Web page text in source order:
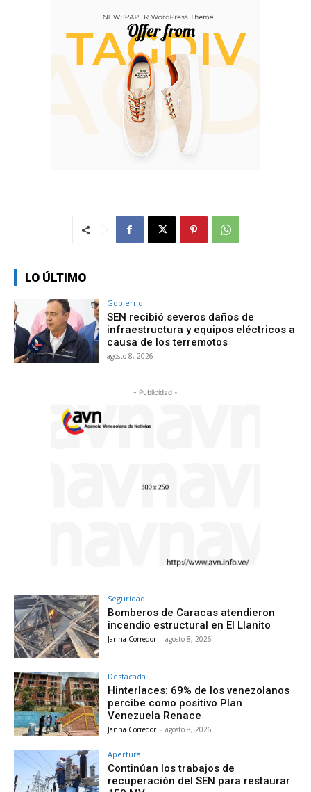
LO ÚLTIMO
Gobierno
SEN recibió severos daños de
infraestructura y equipos eléctricos a
causa de los terremotos
agosto 8, 2026
- Publicidad -
Seguridad
Bomberos de Caracas atendieron
incendio estructural en El Llanito
Janna Corredor - agosto 8, 2026
Destacada
Hinterlaces: 69% de los venezolanos
percibe como positivo Plan
Venezuela Renace
Janna Corredor - agosto 8, 2026
Apertura
Continúan los trabajos de
recuperación del SEN para restaurar